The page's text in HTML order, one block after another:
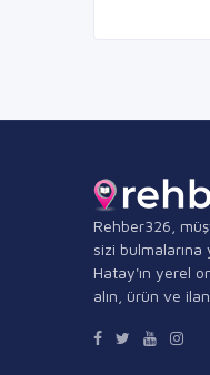
Rehber326,
sizi bulmalarına
Hatay'ın yerel
alın, ürün ve